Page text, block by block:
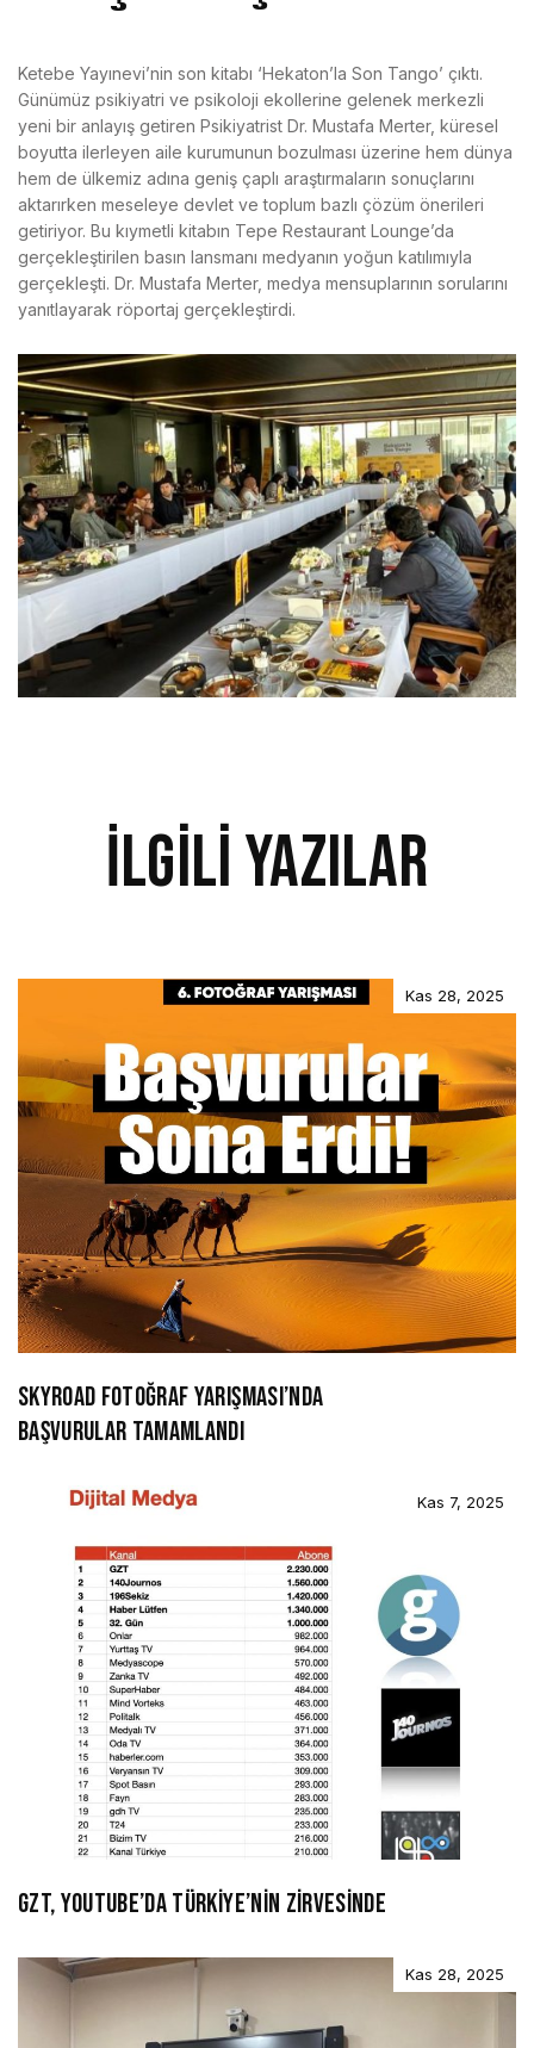
Ketebe Yayınevi’nin son kitabı ‘Hekaton’la Son Tango’ çıktı.
Günümüz psikiyatri ve psikoloji ekollerine gelenek merkezli
yeni bir anlayış getiren Psikiyatrist Dr. Mustafa Merter, küresel
boyutta ilerleyen aile kurumunun bozulması üzerine hem dünya
hem de ülkemiz adına geniş çaplı araştırmaların sonuçlarını
aktarırken meseleye devlet ve toplum bazlı çözüm önerileri
getiriyor. Bu kıymetli kitabın Tepe Restaurant Lounge’da
gerçekleştirilen basın lansmanı medyanın yoğun katılımıyla
gerçekleşti. Dr. Mustafa Merter, medya mensuplarının sorularını
yanıtlayarak röportaj gerçekleştirdi.
İlgili Yazılar
Kas 28, 2025
SKYROAD FOTOĞRAF YARIŞMASI’NDA
BAŞVURULAR TAMAMLANDI
Kas 7, 2025
GZT, YOUTUBE’DA TÜRKİYE’NİN ZİRVESİNDE
Kas 28, 2025